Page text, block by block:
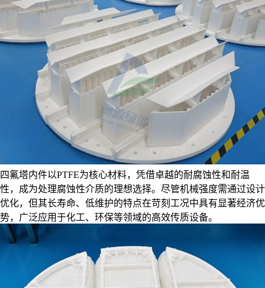
四氟塔内件以PTFE为核心材料，凭借卓越的耐腐蚀性和耐温
性，成为处理腐蚀性介质的理想选择。尽管机械强度需通过设计
优化，但其长寿命、低维护的特点在苛刻工况中具有显著经济优
势，广泛应用于化工、环保等领域的高效传质设备。